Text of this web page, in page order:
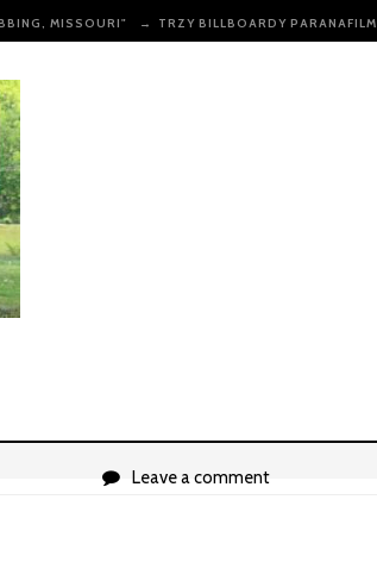
MISSOURI" → TRZY BILLBOARDY PARANAFILM
Leave a comment